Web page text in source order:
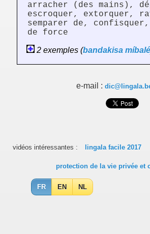
arracher (des mains),
escroquer, extorquer,
semparer de,
de force
2 exemples (bandakisa míbalé
e-mail :
vidéos intéressantes : lingala facile 2017
protection de la vie privée et
FR EN NL